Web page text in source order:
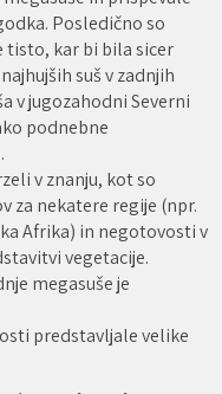
Posledično so
kar bi bila sicer
suš v zadnjih
v jugozahodni Severni
podnebne
v znanju, kot so
za nekatere regije (npr.
Afrika) in negotovosti v
vegetacije.
megasuše je
predstavljale velike